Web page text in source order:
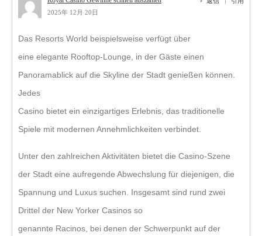
2025年 12月 20日
Das Resorts World beispielsweise verfügt über
eine elegante Rooftop-Lounge, in der Gäste einen
Panoramablick auf die Skyline der Stadt genießen können.
Jedes
Casino bietet ein einzigartiges Erlebnis, das traditionelle
Spiele mit modernen Annehmlichkeiten verbindet.
Unter den zahlreichen Aktivitäten bietet die Casino-Szene
der Stadt eine aufregende Abwechslung für diejenigen, die
Spannung und Luxus suchen. Insgesamt sind rund zwei
Drittel der New Yorker Casinos so
genannte Racinos, bei denen der Schwerpunkt auf der